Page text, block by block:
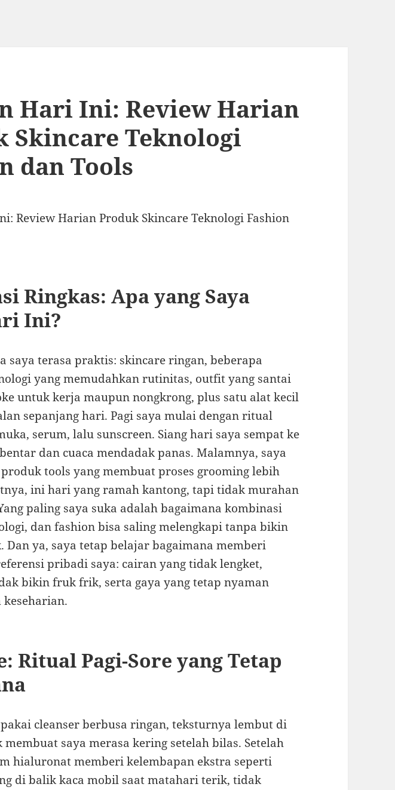
Hari Ini: Review Harian
Skincare Teknologi
dan Tools
Review Harian Produk Skincare Teknologi Fashion
Ringkas: Apa yang Saya
Ini?
saya terasa praktis: skincare ringan, beberapa
yang memudahkan rutinitas, outfit yang santai
untuk kerja maupun nongkrong, plus satu alat kecil
sepanjang hari. Pagi saya mulai dengan ritual
serum, lalu sunscreen. Siang hari saya sempat ke
dan cuaca mendadak panas. Malamnya, saya
tools yang membuat proses grooming lebih
ini hari yang ramah kantong, tapi tidak murahan
paling saya suka adalah bagaimana kombinasi
dan fashion bisa saling melengkapi tanpa bikin
Dan ya, saya tetap belajar bagaimana memberi
pribadi saya: cairan yang tidak lengket,
bikin fruk frik, serta gaya yang tetap nyaman
Ritual Pagi-Sore yang Tetap
cleanser berbusa ringan, teksturnya lembut di
saya merasa kering setelah bilas. Setelah
hialuronat memberi kelembapan ekstra seperti
di balik kaca mobil saat matahari terik, tidak